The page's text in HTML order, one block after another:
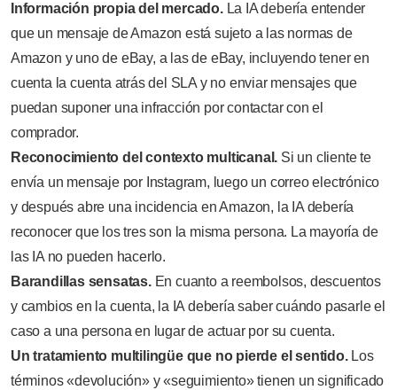
Información propia del mercado. La IA debería entender
que un mensaje de Amazon está sujeto a las normas de
Amazon y uno de eBay, a las de eBay, incluyendo tener en
cuenta la cuenta atrás del SLA y no enviar mensajes que
puedan suponer una infracción por contactar con el
comprador.
Reconocimiento del contexto multicanal. Si un cliente te
envía un mensaje por Instagram, luego un correo electrónico
y después abre una incidencia en Amazon, la IA debería
reconocer que los tres son la misma persona. La mayoría de
las IA no pueden hacerlo.
Barandillas sensatas. En cuanto a reembolsos, descuentos
y cambios en la cuenta, la IA debería saber cuándo pasarle el
caso a una persona en lugar de actuar por su cuenta.
Un tratamiento multilingüe que no pierde el sentido. Los
términos «devolución» y «seguimiento» tienen un significado